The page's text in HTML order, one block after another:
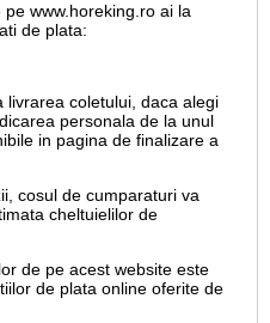
www.horeking.ro ai la
de plata:
livrarea coletului, daca alegi
personala de la unul
in pagina de finalizare a
cosul de cumparaturi va
cheltuielilor de
de pe acest website este
de plata online oferite de